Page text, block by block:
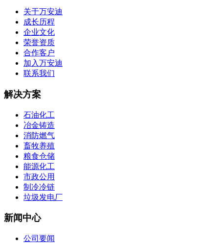
关于万安迪
成长历程
企业文化
荣誉资质
合作客户
加入万安迪
联系我们
解决方案
石油化工
冶金铸造
消防燃气
畜牧养殖
粮食仓储
能源化工
市政公用
制冷冷链
垃圾发电厂
新闻中心
公司要闻